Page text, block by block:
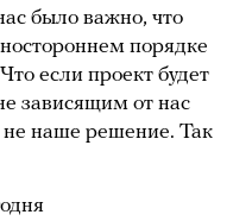
было важно, что
порядке
если проект будет
зависящим от нас
не наше решение. Так